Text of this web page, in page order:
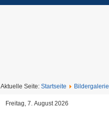
Aktuelle Seite: Startseite Bildergalerie
Freitag, 7. August 2026